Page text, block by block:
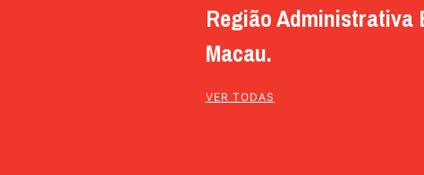
Região Administrativa
Macau.
VER TODAS